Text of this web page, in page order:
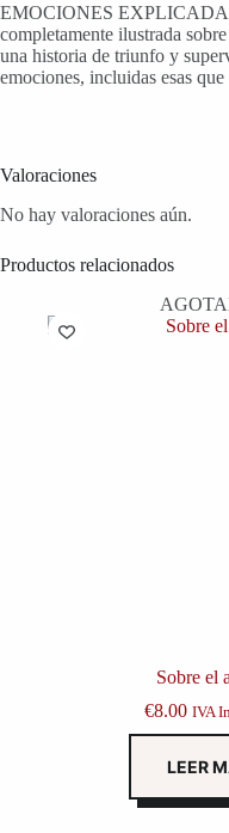
EMOCIONES EXPLICADAS
completamente ilustrada
una historia de triunfo y
emociones, incluidas esas
Valoraciones
No hay valoraciones aún.
Productos relacionados
Sobre el
€8.00 IVA
LEER